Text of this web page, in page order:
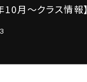
10月～クラス情報】